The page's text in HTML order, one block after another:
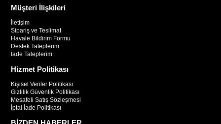
Müşteri İlişkileri
İletişim
Sipariş ve Teslimat
Havale Bildirim Formu
Destek Taleplerim
İade Taleplerim
Hizmet Politikası
Kişisel Veriler Politikası
Gizlilik Güvenlik Politikası
Mesafeli Satış Sözleşmesi
İptal İade Politikası